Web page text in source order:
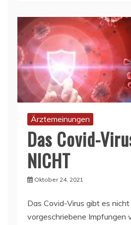
Ärztemeinungen
Das Covid-
NICHT
Oktober 24, 2021
Das Covid-Virus gibt es
vorgeschriebene Impfungen